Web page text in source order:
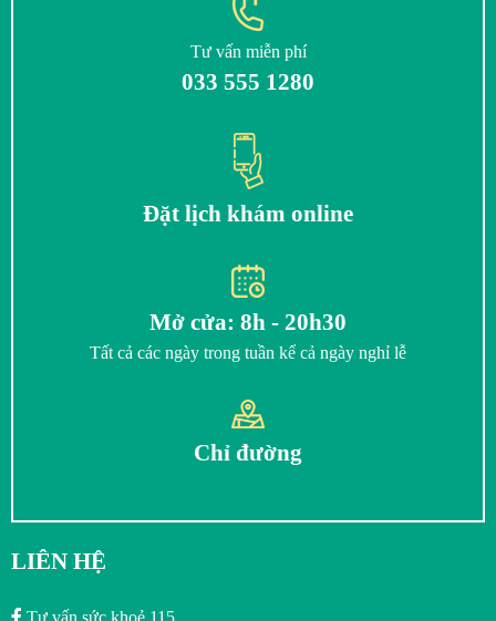
Tư vấn miễn phí
033 555 1280
Đặt lịch khám online
Mở cửa: 8h - 20h30
Tất cả các ngày trong tuần kể cả ngày nghỉ lễ
Chỉ đường
LIÊN HỆ